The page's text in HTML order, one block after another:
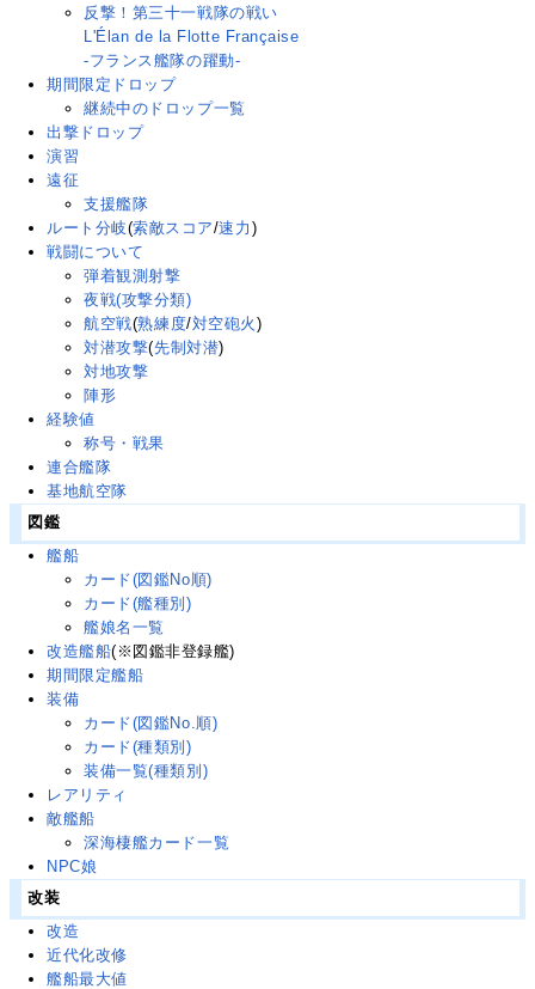
反撃！第三十一戦隊の戦い
L'Élan de la Flotte Française
-フランス艦隊の躍動-
期間限定ドロップ
継続中のドロップ一覧
出撃ドロップ
演習
遠征
支援艦隊
ルート分岐(索敵スコア/速力 )
戦闘について
弾着観測射撃
夜戦(攻撃分類)
航空戦(熟練度/対空砲火 )
対潜攻撃(先制対潜)
対地攻撃
陣形
経験値
称号・戦果
連合艦隊
基地航空隊
図鑑
艦船
カード(図鑑No順)
カード(艦種別)
艦娘名一覧
改造艦船(※図鑑非登録艦)
期間限定艦船
装備
カード(図鑑No.順)
カード(種類別)
装備一覧(種類別)
レアリティ
敵艦船
深海棲艦カード一覧
NPC娘
改装
改造
近代化改修
艦船最大値